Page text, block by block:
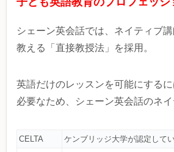
シェーン英会話では、ネイティブ
教える「直接教授法」を採用。
英語だけのレッスンを可能にする
必要なため、シェーン英会話のネ
CELTA ケンブリッジ大学が認定して